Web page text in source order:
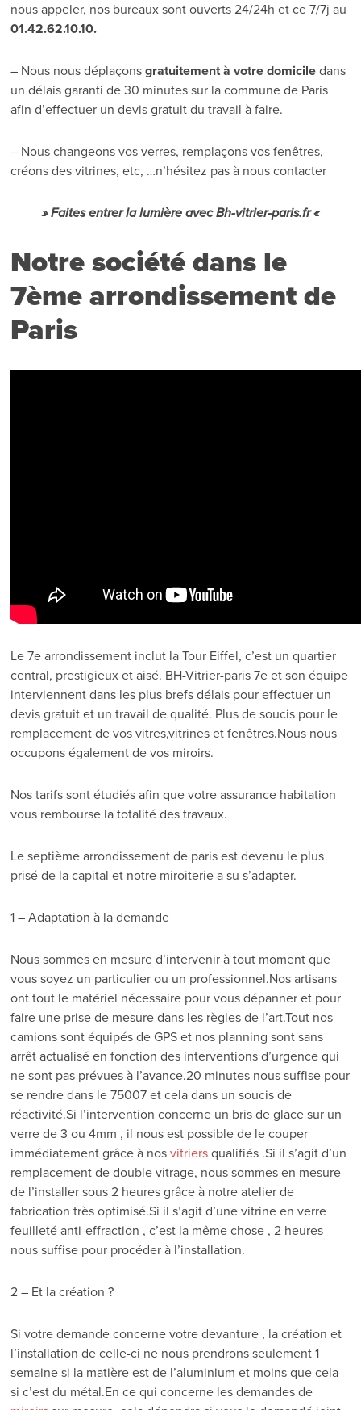
nous appeler, nos bureaux sont ouverts 24/24h et ce 7/7j au
01.42.62.10.10.
– Nous nous déplaçons gratuitement à votre domicile dans
un délais garanti de 30 minutes sur la commune de Paris
afin d’effectuer un devis gratuit du travail à faire.
– Nous changeons vos verres, remplaçons vos fenêtres,
créons des vitrines, etc, …n’hésitez pas à nous contacter
» Faites entrer la lumière avec Bh-vitrier-paris.fr «
Notre société dans le
7ème arrondissement de
Paris
Le 7e arrondissement inclut la Tour Eiffel, c’est un quartier
central, prestigieux et aisé. BH-Vitrier-paris 7e et son équipe
interviennent dans les plus brefs délais pour effectuer un
devis gratuit et un travail de qualité. Plus de soucis pour le
remplacement de vos vitres,vitrines et fenêtres.Nous nous
occupons également de vos miroirs.
Nos tarifs sont étudiés afin que votre assurance habitation
vous rembourse la totalité des travaux.
Le septième arrondissement de paris est devenu le plus
prisé de la capital et notre miroiterie a su s’adapter.
1 – Adaptation à la demande
Nous sommes en mesure d’intervenir à tout moment que
vous soyez un particulier ou un professionnel.Nos artisans
ont tout le matériel nécessaire pour vous dépanner et pour
faire une prise de mesure dans les règles de l’art.Tout nos
camions sont équipés de GPS et nos planning sont sans
arrêt actualisé en fonction des interventions d’urgence qui
ne sont pas prévues à l’avance.20 minutes nous suffise pour
se rendre dans le 75007 et cela dans un soucis de
réactivité.Si l’intervention concerne un bris de glace sur un
verre de 3 ou 4mm , il nous est possible de le couper
immédiatement grâce à nosvitriers qualifiés .Si il s’agit d’un
remplacement de double vitrage, nous sommes en mesure
de l’installer sous 2 heures grâce à notre atelier de
fabrication très optimisé.Si il s’agit d’une vitrine en verre
feuilleté anti-effraction , c’est la même chose , 2 heures
nous suffise pour procéder à l’installation.
2 – Et la création ?
Si votre demande concerne votre devanture , la création et
l’installation de celle-ci ne nous prendrons seulement 1
semaine si la matière est de l’aluminium et moins que cela
si c’est du métal.En ce qui concerne les demandes de